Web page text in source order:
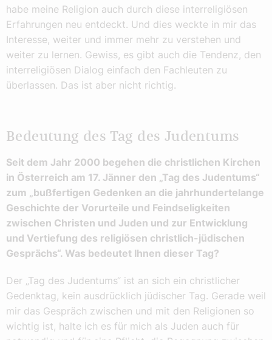
habe meine Religion auch durch diese interreligiösen
Erfahrungen neu entdeckt. Und dies weckte in mir das
Interesse, weiter und immer mehr zu verstehen und
weiter zu lernen. Gewiss, es gibt auch die Tendenz, den
interreligiösen Dialog einfach den Fachleuten zu
überlassen. Das ist aber nicht richtig.
Bedeutung des Tag des Judentums
Seit dem Jahr 2000 begehen die christlichen Kirchen
in Österreich am 17. Jänner den „Tag des Judentums“
zum „bußfertigen Gedenken an die jahrhundertelange
Geschichte der Vorurteile und Feindseligkeiten
zwischen Christen und Juden und zur Entwicklung
und Vertiefung des religiösen christlich-jüdischen
Gesprächs“. Was bedeutet Ihnen dieser Tag?
Der „Tag des Judentums“ ist an sich ein christlicher
Gedenktag, kein ausdrücklich jüdischer Tag. Gerade weil
mir das Gespräch zwischen und mit den Religionen so
wichtig ist, halte ich es für mich als Juden auch für